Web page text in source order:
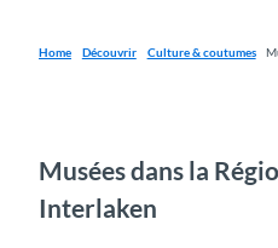
Home Découvrir Culture & coutumes
Musées dans la
Interlaken